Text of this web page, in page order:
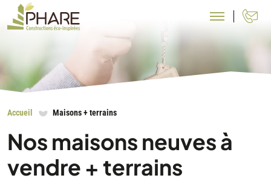
Accueil Maisons + terrains
Nos maisons neuves à
vendre + terrains